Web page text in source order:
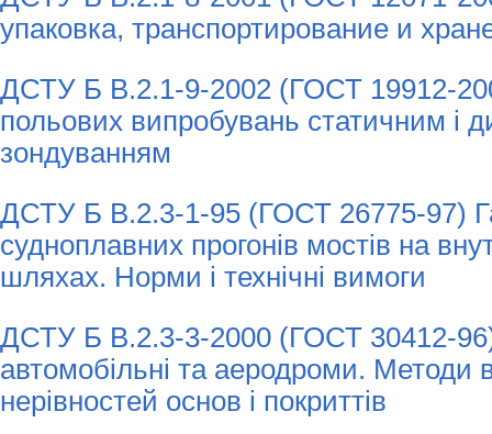
упаковка, транспортирование и
ДСТУ Б В.2.1-9-2002 (ГОСТ 19912-
польових випробувань статичним і
зондуванням
ДСТУ Б В.2.3-1-95 (ГОСТ 26775-97)
судноплавних прогонів мостів на
шляхах. Норми і технічні вимоги
ДСТУ Б В.2.3-3-2000 (ГОСТ 30412-
автомобільні та аеродроми. Методи
нерівностей основ і покриттів